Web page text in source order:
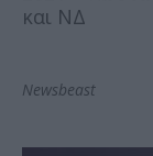
και ΝΔ
Newsbeast